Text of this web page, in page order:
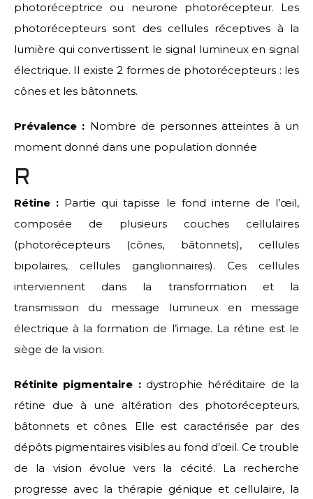
photoréceptrice ou neurone photorécepteur. Les
photorécepteurs sont des cellules réceptives à la
lumière qui convertissent le signal lumineux en signal
électrique. Il existe 2 formes de photorécepteurs : les
cônes et les bâtonnets.
Prévalence : Nombre de personnes atteintes à un
moment donné dans une population donnée
R
Rétine : Partie qui tapisse le fond interne de l’œil,
composée de plusieurs couches cellulaires
(photorécepteurs (cônes, bâtonnets), cellules
bipolaires, cellules ganglionnaires). Ces cellules
interviennent dans la transformation et la
transmission du message lumineux en message
électrique à la formation de l’image. La rétine est le
siège de la vision.
Rétinite pigmentaire :dystrophie héréditaire de la
rétine due à une altération des photorécepteurs,
bâtonnets et cônes. Elle est caractérisée par des
dépôts pigmentaires visibles au fond d’œil. Ce trouble
de la vision évolue vers la cécité. La recherche
progresse avec la thérapie génique et cellulaire, la